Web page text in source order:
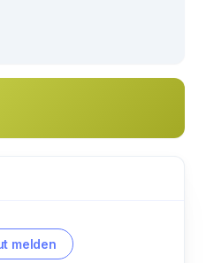
melden